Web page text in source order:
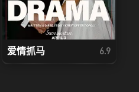
爱情抓马 6.9